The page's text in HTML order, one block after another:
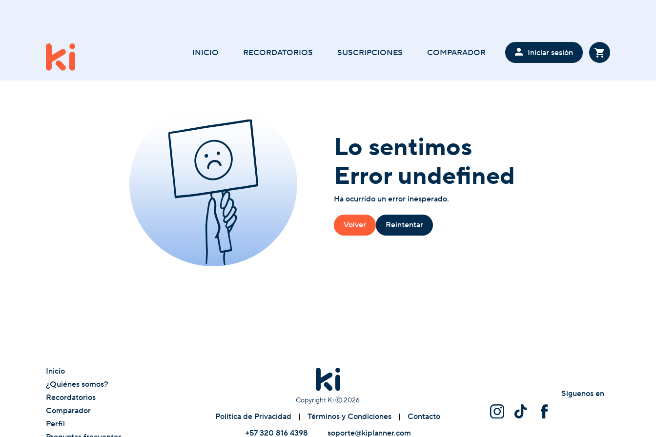
INICIO RECORDATORIOS SUSCRIPCIONES COMPARADOR Iniciar sesión
Lo sentimos
Error undefined
Ha ocurrido un error inesperado.
Volver Reintentar
Inicio
¿Quiénes somos?
Recordatorios
Comparador
Perfil
Copyright Ki ⓒ2026
Política de Privacidad | Términos y Condiciones |
Contacto
+57 320 816 4398
soporte@kiplanner.com
Síguenos en